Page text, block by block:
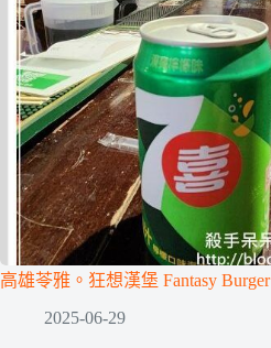
高雄苓雅。狂想漢堡 Fantasy Burger
2025-06-29